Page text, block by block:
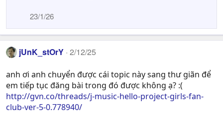
s
:
23/1/26
jUnK_stOrY 2/12/25
anh ơi anh chuyển được cái topic này sang thư giãn để
em tiếp tục đăng bài trong đó được không ạ? :(
http://gvn.co/threads/j-music-hello-project-girls-fan-
club-ver-5-0.778940/